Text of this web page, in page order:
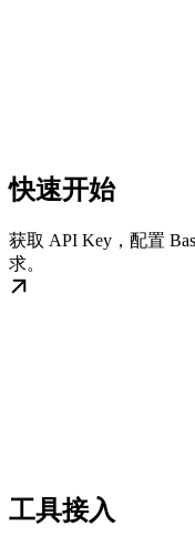
快速开始
获取 API Key，配置
求。
工具接入